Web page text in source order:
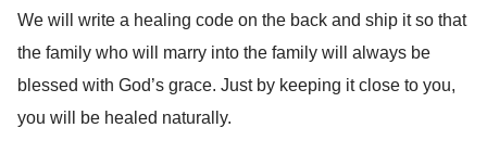
We will write a healing code on the back and ship it so that
the family who will marry into the family will always be
blessed with God’s grace. Just by keeping it close to you,
you will be healed naturally.